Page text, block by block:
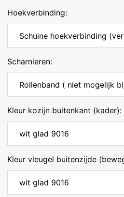
Hoekverbinding:
Scharnieren:
Kleur kozijn buitenkant (kader):
Kleur vleugel buitenzijde